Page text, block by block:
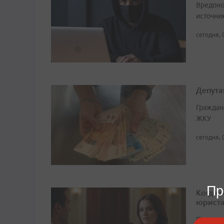
сегодня,
ЖКУ
сегодня,
Когда
юриста
По